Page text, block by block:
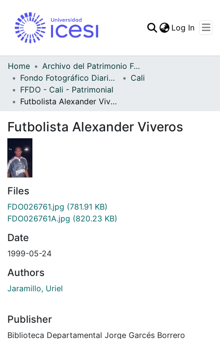
Statistics
Log In
Home
Archivo del Patrimonio Fotográfico y Fílmico del Valle del Cauca
Fondo Fotográfico Diario Occidente
Cali
FFDO - Cali - Patrimonial
Futbolista Alexander Viveros
Futbolista Alexander Viveros
Files
FDO026761.jpg (781.91 KB)
FDO026761A.jpg (820.23 KB)
Date
1999-05-24
Authors
Jaramillo, Uriel
Publisher
Biblioteca Departamental Jorge Garcés Borrero